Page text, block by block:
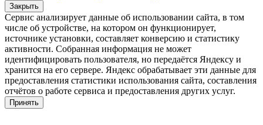
Закрыть
Сервис анализирует данные об использовании сайта, в том
числе об устройстве, на котором он функционирует,
источнике установки, составляет конверсию и статистику
активности. Собранная информация не может
идентифицировать пользователя, но передаётся Яндексу и
хранится на его сервере. Яндекс обрабатывает эти данные для
предоставления статистики использования сайта, составления
отчётов о работе сервиса и предоставления других услуг.
Принять